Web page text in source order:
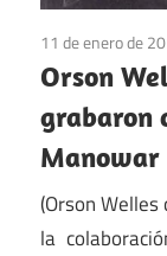
11 de enero de
Orson
grabaron
Manowar
(Orson
la